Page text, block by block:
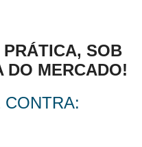
SOB
DO MERCADO!
CONTRA: